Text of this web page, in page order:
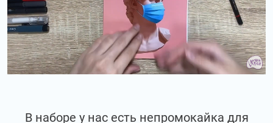
В наборе у нас есть непромокайка для